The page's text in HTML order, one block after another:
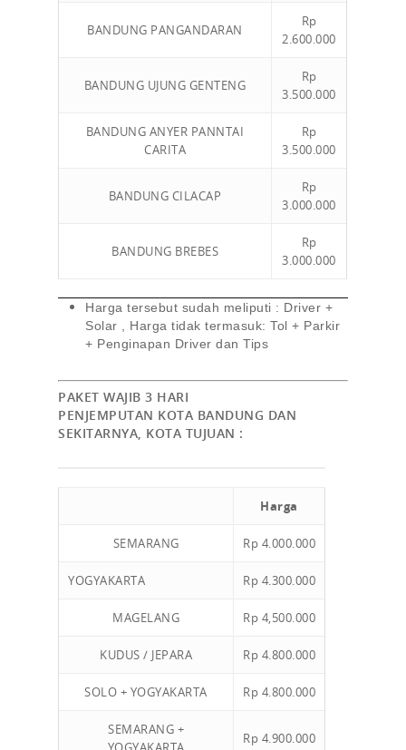
BANDUNG PANGANDARAN
Rp
2.600.000
BANDUNG UJUNG GENTENG
Rp
3.500.000
BANDUNG ANYER PANNTAI
CARITA
Rp
3.500.000
BANDUNG CILACAP
Rp
3.000.000
BANDUNG BREBES
Rp
3.000.000
Harga tersebut sudah meliputi : Driver +
Solar , Harga tidak termasuk: Tol + Parkir
+ Penginapan Driver dan Tips
PAKET WAJIB 3 HARI
PENJEMPUTAN KOTA BANDUNG DAN
SEKITARNYA, KOTA TUJUAN :
Harga
SEMARANG Rp 4.000.000
YOGYAKARTA Rp 4.300.000
MAGELANG Rp 4,500.000
KUDUS / JEPARA Rp 4.800.000
SOLO + YOGYAKARTA Rp 4.800.000
SEMARANG +
Rp 4.900.000